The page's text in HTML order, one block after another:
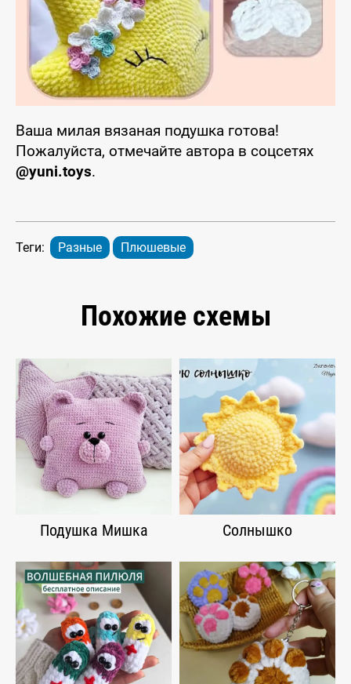
Ваша милая вязаная подушка готова!
Пожалуйста, отмечайте автора в соцсетях
@yuni.toys.
Теги: Разные Плюшевые
Похожие схемы
Подушка Мишка Солнышко